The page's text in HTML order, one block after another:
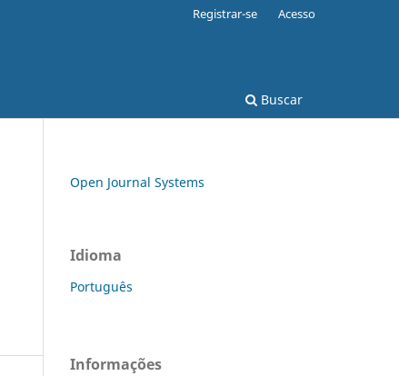
Buscar
Registrar-se Acesso
Open Journal Systems
Idioma
Português
Informações